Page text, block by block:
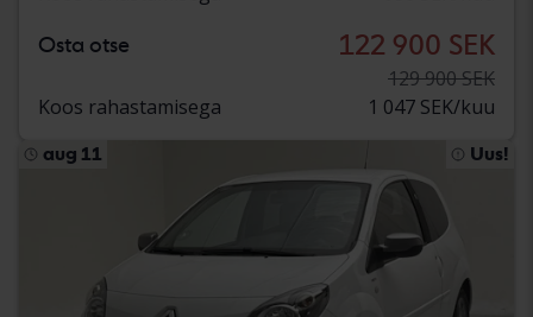
Osta otse 122 900 SEK
129 900 SEK
Koos rahastamisega
1 047 SEK/kuu
aug 11 Uus!